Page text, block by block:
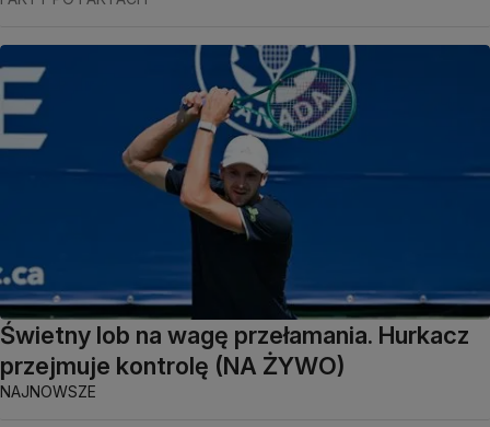
Świetny lob na wagę przełamania. Hurkacz
przejmuje kontrolę (NA ŻYWO)
NAJNOWSZE